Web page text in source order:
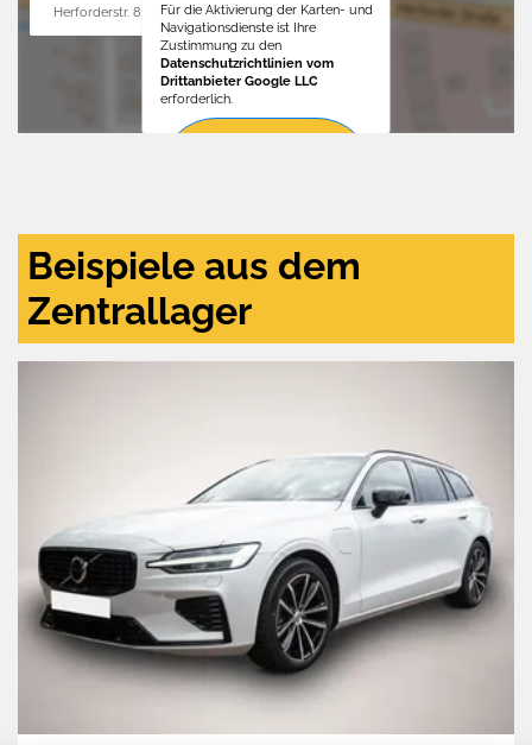
Herforderstr. 81, 32657 LemgoFür die Aktivierung der Karten- und
Navigationsdienste ist Ihre
Zustimmung zu den
Datenschutzrichtlinien vom
Drittanbieter Google LLC
erforderlich.
Beispiele aus dem
Zentrallager